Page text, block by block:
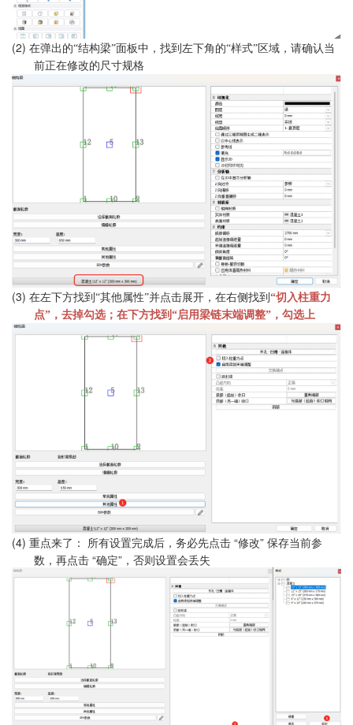
(2) 在弹出的“结构梁”面板中，找到左下角的“样式”区域，请确认当
前正在修改的尺寸规格
(3) 在左下方找到 “其他属性”并点击展开，在右侧找到 “切入柱重力
点”，去掉勾选；在下方找到“启用梁链末端调整” ，勾选上
(4) 重点来了：
所有设置完成后，务必先点击 “修改” 保存当前参
数，再点击 “确定”，否则设置会丢失